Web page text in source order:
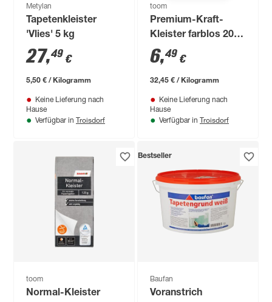
Metylan
Tapetenkleister
'Vlies' 5 kg
27,49 €
5,50 € / Kilogramm
Keine Lieferung nach
Hause
Verfügbar in Troisdorf
toom
Premium-Kraft-
Kleister farblos 200
g
6,49 €
32,45 € / Kilogramm
Keine Lieferung nach
Hause
Verfügbar in Troisdorf
toom
Normal-Kleister
Bestseller
Baufan
Voranstrich